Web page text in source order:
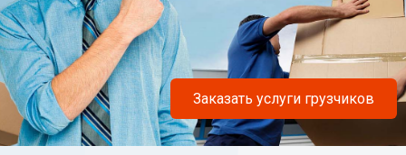
Заказать услуги грузчиков